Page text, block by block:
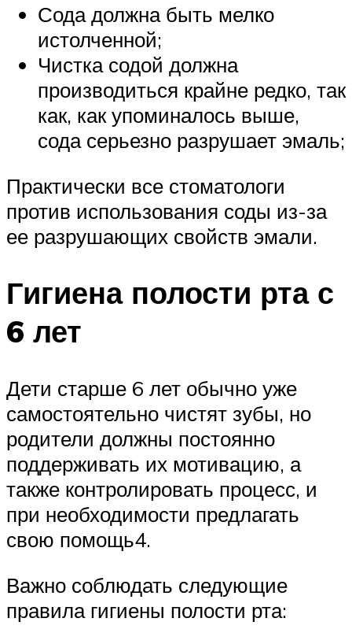
Сода должна быть мелко
истолченной;
Чистка содой должна
производиться крайне редко, так
как, как упоминалось выше,
сода серьезно разрушает эмаль;
Практически все стоматологи
против использования соды из-за
ее разрушающих свойств эмали.
Гигиена полости рта с
6 лет
Дети старше 6 лет обычно уже
самостоятельно чистят зубы, но
родители должны постоянно
поддерживать их мотивацию, а
также контролировать процесс, и
при необходимости предлагать
свою помощь4.
Важно соблюдать следующие
правила гигиены полости рта: